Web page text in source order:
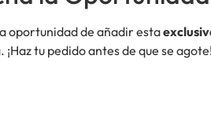
oportunidad de añadir esta
¡Haz tu pedido antes de que se agote!